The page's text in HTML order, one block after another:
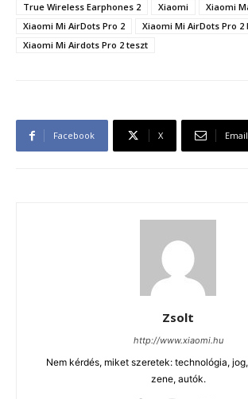
True Wireless Earphones 2
Xiaomi
Xiaomi
Xiaomi Mi AirDots Pro 2
Xiaomi Mi AirDots Pro
Xiaomi Mi Airdots Pro 2 teszt
Facebook X Email
Zsolt
http://www.xiaomi.hu
Nem kérdés, miket szeretek: technológia,
zene, autók.